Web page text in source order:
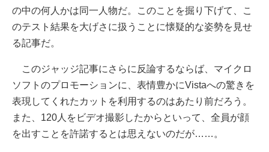
の中の何人かは同一人物だ。このことを掘り下げて、こ
のテスト結果を大げさに扱うことに懐疑的な姿勢を見せ
る記事だ。
このジャッジ記事にさらに反論するならば、マイクロ
ソフトのプロモーションに、表情豊かにVistaへの驚きを
表現してくれたカットを利用するのはあたり前だろう。
また、120人をビデオ撮影したからといって、全員が顔
を出すことを許諾するとは思えないのだが……。